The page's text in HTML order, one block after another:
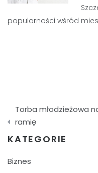
popularności wśród
Nawigacja
wpisu
Torba młodzieżowa
ramię
KATEGORIE
Biznes